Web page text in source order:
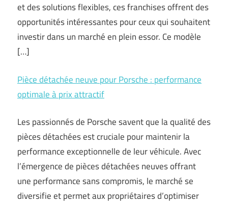
et des solutions flexibles, ces franchises offrent des
opportunités intéressantes pour ceux qui souhaitent
investir dans un marché en plein essor. Ce modèle
[…]
Pièce détachée neuve pour Porsche : performance
optimale à prix attractif
Les passionnés de Porsche savent que la qualité des
pièces détachées est cruciale pour maintenir la
performance exceptionnelle de leur véhicule. Avec
l’émergence de pièces détachées neuves offrant
une performance sans compromis, le marché se
diversifie et permet aux propriétaires d’optimiser